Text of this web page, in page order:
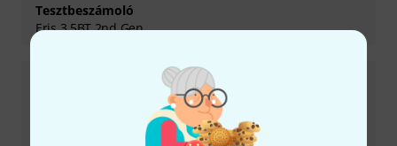
Tesztbeszámoló
Eris 3.5BT 2nd Gen